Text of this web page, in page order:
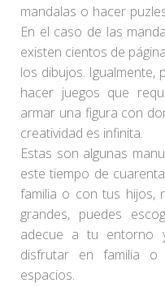
mandalas o hacer
En el caso de las
existen cientos de
los dibujos. Igualmente,
hacer juegos que
armar una figura con
creatividad es infinita.
Estas son algunas
este tiempo de
familia o con tus hijos,
grandes, puedes
adecue a tu entorno
disfrutar en familia
espacios.